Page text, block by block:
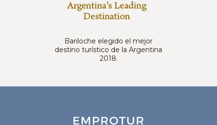
Bariloche elegido el mejor
destino turístico de la Argentina
2018.